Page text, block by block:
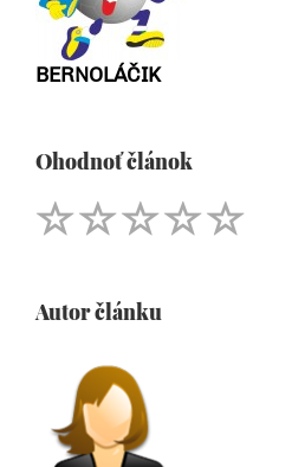
BERNOLÁČIK
Ohodnoť článok
Autor článku